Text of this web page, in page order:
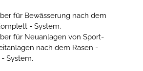
für Bewässerung nach dem
- System.
für Neuanlagen von Sport-
nach dem Rasen -
System.